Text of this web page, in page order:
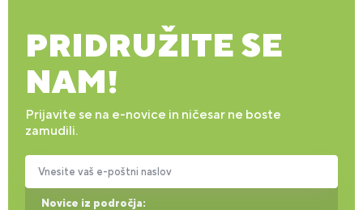
PRIDRUŽITE SE
NAM!
Prijavite se na e-novice in ničesar ne boste
zamudili.
Novice iz področja:
Vnesite vaš e-poštni naslov